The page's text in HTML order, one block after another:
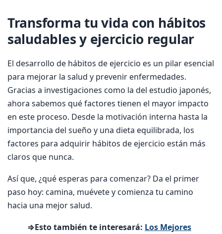
Transforma tu vida con hábitos
saludables y ejercicio regular
El desarrollo de hábitos de ejercicio es un pilar esencial
para mejorar la salud y prevenir enfermedades.
Gracias a investigaciones como la del estudio japonés,
ahora sabemos qué factores tienen el mayor impacto
en este proceso. Desde la motivación interna hasta la
importancia del sueño y una dieta equilibrada, los
factores para adquirir hábitos de ejercicio están más
claros que nunca.
Así que, ¿qué esperas para comenzar? Da el primer
paso hoy: camina, muévete y comienza tu camino
hacia una mejor salud.
⇒Esto también te interesará: Los Mejores